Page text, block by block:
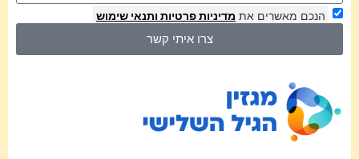
הנכם מאשרים את מדיניות פרטיות ותנאי שימוש
צרו איתי קשר